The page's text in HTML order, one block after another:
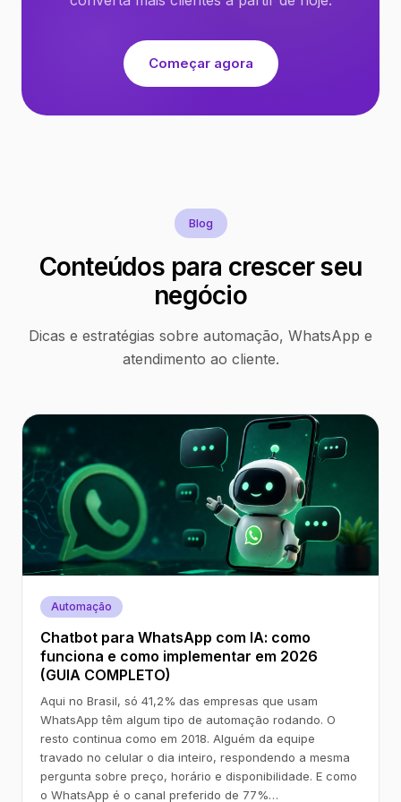
Começar agora
Blog
Conteúdos para crescer seu
negócio
Dicas e estratégias sobre automação, WhatsApp e
atendimento ao cliente.
Automação
Chatbot para WhatsApp com IA: como
funciona e como implementar em 2026
(GUIA COMPLETO)
Aqui no Brasil, só 41,2% das empresas que usam
WhatsApp têm algum tipo de automação rodando. O
resto continua como em 2018. Alguém da equipe
travado no celular o dia inteiro, respondendo a mesma
pergunta sobre preço, horário e disponibilidade. E como
o WhatsApp é o canal preferido de 77%…